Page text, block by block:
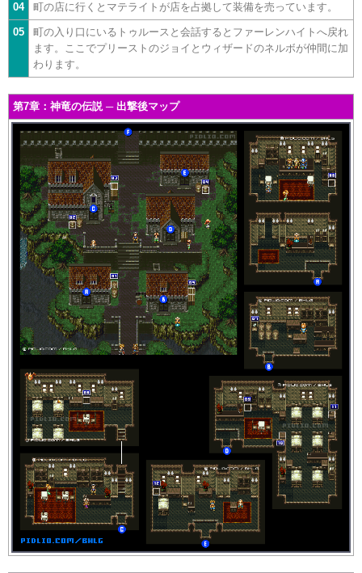
04 町の店に行くとマテライトが店を占拠して装備を売っています。
05
町の入り口にいるトゥルースと会話するとファーレンハイトへ戻れ
ます。ここでプリーストのジョイとウィザードのネルボが仲間に加
わります。
第7章：神竜の伝説 ─ 出撃後マップ